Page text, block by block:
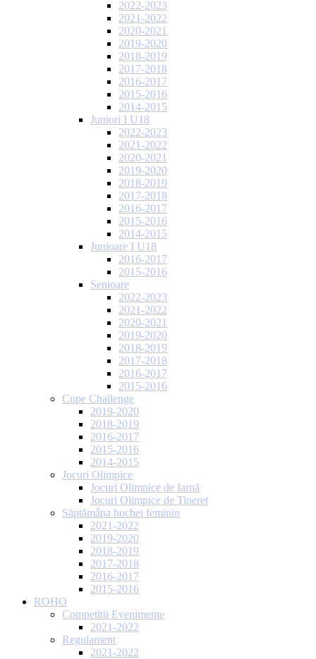
2022-2023
2021-2022
2020-2021
2019-2020
2018-2019
2017-2018
2016-2017
2015-2016
2014-2015
Juniori I U18
2022-2023
2021-2022
2020-2021
2019-2020
2018-2019
2017-2018
2016-2017
2015-2016
2014-2015
Junioare I U18
2016-2017
2015-2016
Senioare
2022-2023
2021-2022
2020-2021
2019-2020
2018-2019
2017-2018
2016-2017
2015-2016
Cupe Challenge
2019-2020
2018-2019
2016-2017
2015-2016
2014-2015
Jocuri Olimpice
Jocuri Olimpice de Iarnă
Jocuri Olimpice de Tineret
Săptămâna hochei feminin
2021-2022
2019-2020
2018-2019
2017-2018
2016-2017
2015-2016
ROHO
Competitii Evenimente
2021-2022
Regulament
2021-2022